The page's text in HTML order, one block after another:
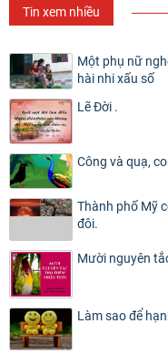
Tin xem nhiều
Một phụ nữ
hài nhi xấu số
Lẽ Đời .
Công và quạ,
Thành phố Mỹ
đôi.
Mười nguyên
Làm sao để